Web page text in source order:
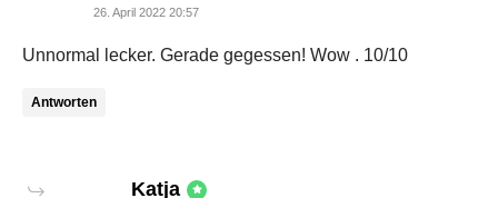
26. April 2022 20:57
Unnormal lecker. Gerade gegessen! Wow . 10/10
Antworten
Katja says: